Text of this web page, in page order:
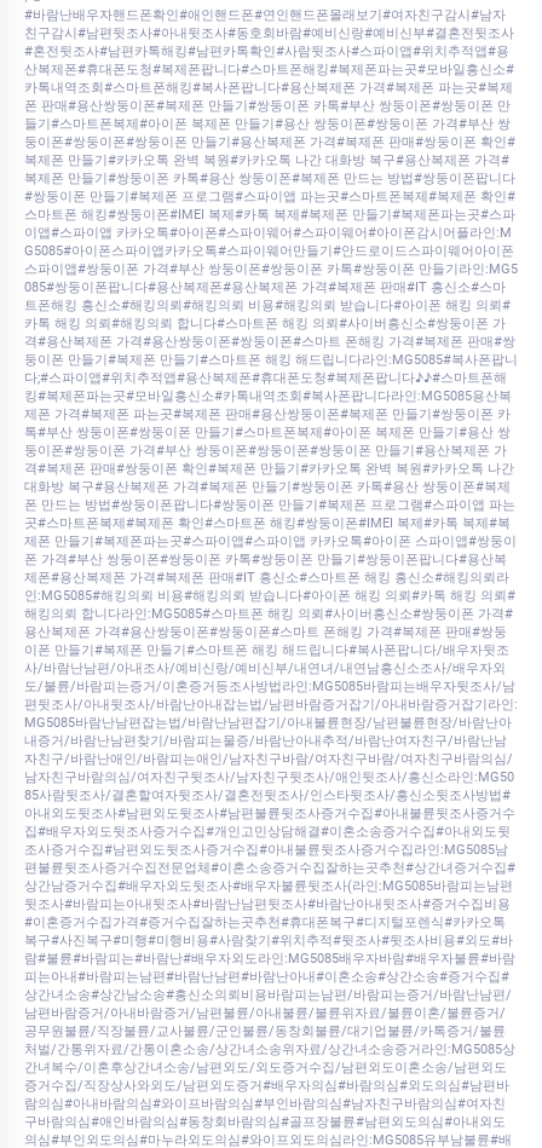
#바람난배우자핸드폰확인#애인핸드폰#연인핸드폰몰래보기#여자친구감시#남자
친구감시#남편뒷조사#아내뒷조사#동호회바람#예비신랑#예비신부#결혼전뒷조사
#혼전뒷조사#남편카톡해킹#남편카톡확인#사람뒷조사#스파이앱#위치추적앱#용
산복제폰#휴대폰도청#복제폰팝니다#스마트폰해킹#복제폰파는곳#모바일흥신소#
카톡내역조회#스마트폰해킹#복사폰팝니다#용산복제폰 가격#복제폰 파는곳#복제
폰 판매#용산쌍둥이폰#복제폰 만들기#쌍둥이폰 카톡#부산 쌍둥이폰#쌍둥이폰 만
들기#스마트폰복제#아이폰 복제폰 만들기#용산 쌍둥이폰#쌍둥이폰 가격#부산 쌍
둥이폰#쌍둥이폰#쌍둥이폰 만들기#용산복제폰 가격#복제폰 판매#쌍둥이폰 확인#
복제폰 만들기#카카오톡 완벽 복원#카카오톡 나간 대화방 복구#용산복제폰 가격#
복제폰 만들기#쌍둥이폰 카톡#용산 쌍둥이폰#복제폰 만드는 방법#쌍둥이폰팝니다
#쌍둥이폰 만들기#복제폰 프로그램#스파이앱 파는곳#스마트폰복제#복제폰 확인#
스마트폰 해킹#쌍둥이폰#IMEI 복제#카톡 복제#복제폰 만들기#복제폰파는곳#스파
이앱#스파이앱 카카오톡#아이폰#스파이웨어#스파이웨어#아이폰감시어플라인:M
G5085#아이폰스파이앱카카오톡#스파이웨어만들기#안드로이드스파이웨어아이폰
스파이앱#쌍둥이폰 가격#부산 쌍둥이폰#쌍둥이폰 카톡#쌍둥이폰 만들기라인:MG5
085#쌍둥이폰팝니다#용산복제폰#용산복제폰 가격#복제폰 판매#IT 흥신소#스마
트폰해킹 흥신소#해킹의뢰#해킹의뢰 비용#해킹의뢰 받습니다#아이폰 해킹 의뢰#
카톡 해킹 의뢰#해킹의뢰 합니다#스마트폰 해킹 의뢰#사이버흥신소#쌍둥이폰 가
격#용산복제폰 가격#용산쌍둥이폰#쌍둥이폰#스마트 폰해킹 가격#복제폰 판매#쌍
둥이폰 만들기#복제폰 만들기#스마트폰 해킹 해드립니다라인:MG5085#복사폰팝니
다;#스파이앱#위치추적앱#용산복제폰#휴대폰도청#복제폰팝니다♪♪#스마트폰해
킹#복제폰파는곳#모바일흥신소#카톡내역조회#복사폰팝니다라인:MG5085용산복
제폰 가격#복제폰 파는곳#복제폰 판매#용산쌍둥이폰#복제폰 만들기#쌍둥이폰 카
톡#부산 쌍둥이폰#쌍둥이폰 만들기#스마트폰복제#아이폰 복제폰 만들기#용산 쌍
둥이폰#쌍둥이폰 가격#부산 쌍둥이폰#쌍둥이폰#쌍둥이폰 만들기#용산복제폰 가
격#복제폰 판매#쌍둥이폰 확인#복제폰 만들기#카카오톡 완벽 복원#카카오톡 나간
대화방 복구#용산복제폰 가격#복제폰 만들기#쌍둥이폰 카톡#용산 쌍둥이폰#복제
폰 만드는 방법#쌍둥이폰팝니다#쌍둥이폰 만들기#복제폰 프로그램#스파이앱 파는
곳#스마트폰복제#복제폰 확인#스마트폰 해킹#쌍둥이폰#IMEI 복제#카톡 복제#복
제폰 만들기#복제폰파는곳#스파이앱#스파이앱 카카오톡#아이폰 스파이앱#쌍둥이
폰 가격#부산 쌍둥이폰#쌍둥이폰 카톡#쌍둥이폰 만들기#쌍둥이폰팝니다#용산복
제폰#용산복제폰 가격#복제폰 판매#IT 흥신소#스마트폰 해킹 흥신소#해킹의뢰라
인:MG5085#해킹의뢰 비용#해킹의뢰 받습니다#아이폰 해킹 의뢰#카톡 해킹 의뢰#
해킹의뢰 합니다라인:MG5085#스마트폰 해킹 의뢰#사이버흥신소#쌍둥이폰 가격#
용산복제폰 가격#용산쌍둥이폰#쌍둥이폰#스마트 폰해킹 가격#복제폰 판매#쌍둥
이폰 만들기#복제폰 만들기#스마트폰 해킹 해드립니다#복사폰팝니다/배우자뒷조
사/바람난남편/아내조사/예비신랑/예비신부/내연녀/내연남흥신소조사/배우자외
도/불륜/바람피는증거/이혼증거등조사방법라인:MG5085바람피는배우자뒷조사/남
편뒷조사/아내뒷조사/바람난아내잡는법/남편바람증거잡기/아내바람증거잡기라인:
MG5085바람난남편잡는법/바람난남편잡기/아내불륜현장/남편불륜현장/바람난아
내증거/바람난남편찾기/바람피는물증/바람난아내추적/바람난여자친구/바람난남
자친구/바람난애인/바람피는애인/남자친구바람/여자친구바람/여자친구바람의심/
남자친구바람의심/여자친구뒷조사/남자친구뒷조사/애인뒷조사/흥신소라인:MG50
85사람뒷조사/결혼할여자뒷조사/결혼전뒷조사/인스타뒷조사/흥신소뒷조사방법#
아내외도뒷조사#남편외도뒷조사#남편불륜뒷조사증거수집#아내불륜뒷조사증거수
집#배우자외도뒷조사증거수집#개인고민상담해결#이혼소송증거수집#아내외도뒷
조사증거수집#남편외도뒷조사증거수집#아내불륜뒷조사증거수집라인:MG5085남
편불륜뒷조사증거수집전문업체#이혼소송증거수집잘하는곳추천#상간녀증거수집#
상간남증거수집#배우자외도뒷조사#배우자불륜뒷조사(라인:MG5085바람피는남편
뒷조사#바람피는아내뒷조사#바람난남편뒷조사#바람난아내뒷조사#증거수집비용
#이혼증거수집가격#증거수집잘하는곳추천#휴대폰복구#디지털포렌식#카카오톡
복구#사진복구#미행#미행비용#사람찾기#위치추적#뒷조사#뒷조사비용#외도#바
람#불륜#바람피는#바람난#배우자외도라인:MG5085배우자바람#배우자불륜#바람
피는아내#바람피는남편#바람난남편#바람난아내#이혼소송#상간소송#증거수집#
상간녀소송#상간남소송#흥신소의뢰비용바람피는남편/바람피는증거/바람난남편/
남편바람증거/아내바람증거/남편불륜/아내불륜/불륜위자료/불륜이혼/불륜증거/
공무원불륜/직장불륜/교사불륜/군인불륜/동창회불륜/대기업불륜/카톡증거/불륜
처벌/간통위자료/간통이혼소송/상간녀소송위자료/상간녀소송증거라인:MG5085상
간녀복수/이혼후상간녀소송/남편외도/외도증거수집/남편외도이혼소송/남편외도
증거수집/직장상사와외도/남편외도증거#배우자의심#바람의심#외도의심#남편바
람의심#아내바람의심#와이프바람의심#부인바람의심#남자친구바람의심#여자친
구바람의심#애인바람의심#동창회바람의심#골프장불륜#남편외도의심#아내외도
의심#부인외도의심#마누라외도의심#와이프외도의심라인:MG5085유부남불륜#배